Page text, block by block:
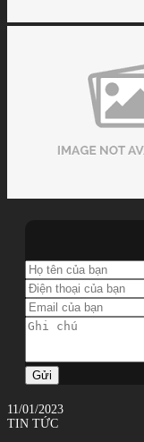
Gửi
11/01/2023
TIN TỨC